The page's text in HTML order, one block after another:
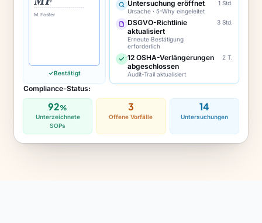
M. Foster
Bestätigt
Untersuchung eröffnet
Ursache · 5-Why eingeleitet
1 Std.
DSGVO-Richtlinie
aktualisiert
Erneute Bestätigung
erforderlich
3 Std.
12 OSHA-Verlängerungen
abgeschlossen
Audit-Trail aktualisiert
2 T.
Compliance-Status:
92%
Unterzeichnete
SOPs
3
Offene Vorfälle
14
Untersuchungen